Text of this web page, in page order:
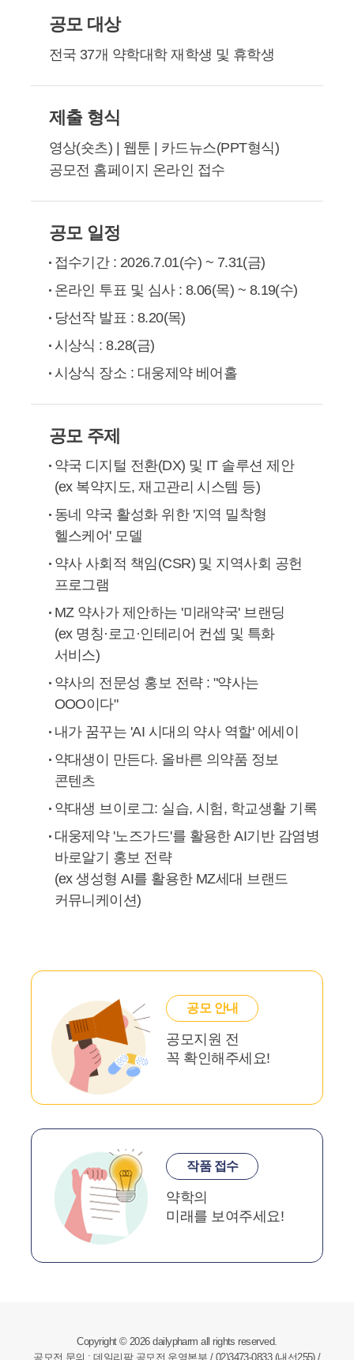
공모 대상
전국 37개 약학대학 재학생 및 휴학생
제출 형식
영상(숏츠) | 웹툰 | 카드뉴스(PPT형식)
공모전 홈페이지 온라인 접수
공모 일정
접수기간 : 2026.7.01(수) ~ 7.31(금)
온라인 투표 및 심사 : 8.06(목) ~ 8.19(수)
당선작 발표 : 8.20(목)
시상식 :8.28(금)
시상식 장소 : 대웅제약 베어홀
공모 주제
약국 디지털 전환(DX) 및 IT 솔루션 제안
(ex 복약지도, 재고관리 시스템 등)
동네 약국 활성화 위한 '지역 밀착형
헬스케어' 모델
약사 사회적 책임(CSR) 및 지역사회 공헌
프로그램
MZ 약사가 제안하는 '미래약국' 브랜딩
(ex 명칭·로고·인테리어 컨셉 및 특화
서비스)
약사의 전문성 홍보 전략 : "약사는
OOO이다"
내가 꿈꾸는 'AI 시대의 약사 역할' 에세이
약대생이 만든다. 올바른 의약품 정보
콘텐츠
약대생 브이로그: 실습, 시험, 학교생활 기록
대웅제약 '노즈가드'를 활용한 AI기반 감염병
바로알기 홍보 전략
(ex 생성형 AI를 활용한 MZ세대 브랜드
커뮤니케이션)
공모 안내
공모지원 전
꼭 확인해주세요!
작품 접수
약학의
미래를 보여주세요!
Copyright © 2026 dailypharm all rights reserved.
공모전 문의 : 데일리팜 공모전 운영본부 / 02)3473-0833 (내선255) /